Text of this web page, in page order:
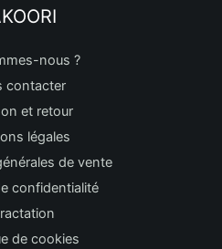
nous ?
contacter
et retour
légales
de vente
confidentialité
de cookies